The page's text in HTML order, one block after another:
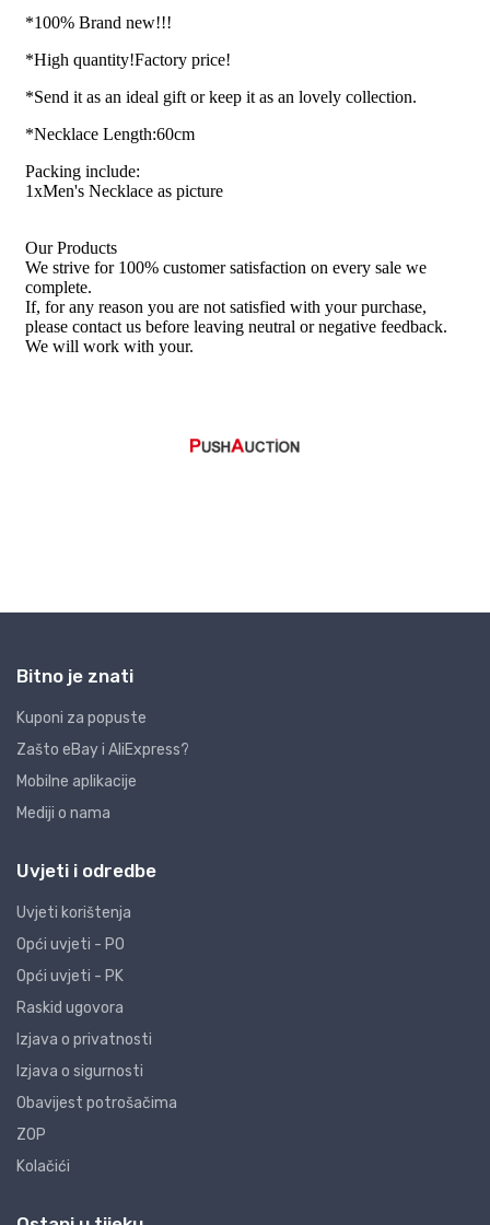
Bitno je znati
Kuponi za popuste
Zašto eBay i AliExpress?
Mobilne aplikacije
Mediji o nama
Uvjeti i odredbe
Uvjeti korištenja
Opći uvjeti - PO
Opći uvjeti - PK
Raskid ugovora
Izjava o privatnosti
Izjava o sigurnosti
Obavijest potrošačima
ZOP
Kolačići